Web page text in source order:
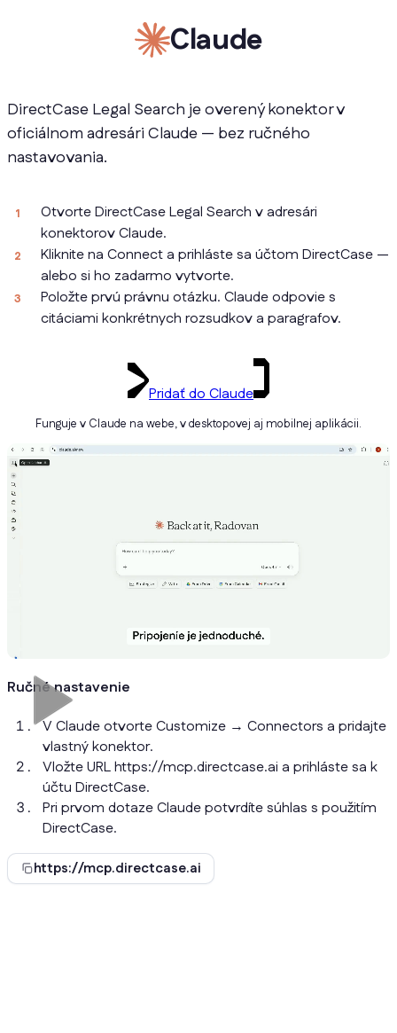
Claude
DirectCase Legal Search je overený konektor v
oficiálnom adresári Claude — bez ručného
nastavovania.
Otvorte DirectCase Legal Search v adresári
konektorov Claude.
Kliknite na Connect a prihláste sa účtom DirectCase —
alebo si ho zadarmo vytvorte.
Položte prvú právnu otázku. Claude odpovie s
citáciami konkrétnych rozsudkov a paragrafov.
Pridať do Claude
Funguje v Claude na webe, v desktopovej aj mobilnej aplikácii.
Ručné nastavenie
V Claude otvorte Customize → Connectors a pridajte
vlastný konektor.
Vložte URL https://mcp.directcase.ai a prihláste sa k
účtu DirectCase.
Pri prvom dotaze Claude potvrdíte súhlas s použitím
DirectCase.
https://mcp.directcase.ai